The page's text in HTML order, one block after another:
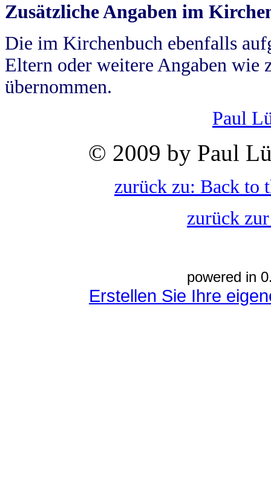
Zusätzliche Angaben im
Die im Kirchenbuch ebenfalls
Eltern oder weitere Angaben wie
übernommen.
Paul
© 2009 by Paul
zurück zu: Back to
zurück
powered in
Erstellen Sie Ihre